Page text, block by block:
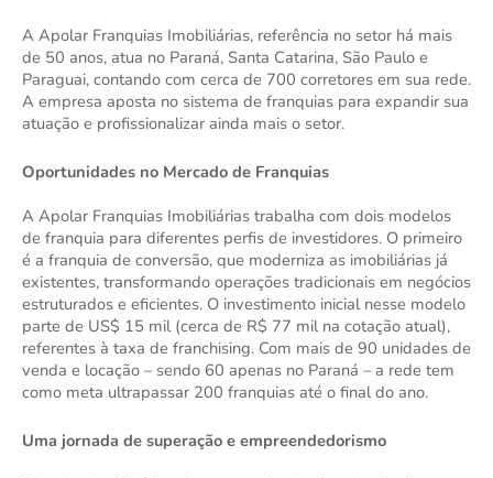
A Apolar Franquias Imobiliárias, referência no setor há mais
de 50 anos, atua no Paraná, Santa Catarina, São Paulo e
Paraguai, contando com cerca de 700 corretores em sua rede.
A empresa aposta no sistema de franquias para expandir sua
atuação e profissionalizar ainda mais o setor.
Oportunidades no Mercado de Franquias
A Apolar Franquias Imobiliárias trabalha com dois modelos
de franquia para diferentes perfis de investidores. O primeiro
é a franquia de conversão, que moderniza as imobiliárias já
existentes, transformando operações tradicionais em negócios
estruturados e eficientes. O investimento inicial nesse modelo
parte de US$ 15 mil (cerca de R$ 77 mil na cotação atual),
referentes à taxa de franchising. Com mais de 90 unidades de
venda e locação – sendo 60 apenas no Paraná – a rede tem
como meta ultrapassar 200 franquias até o final do ano.
Uma jornada de superação e empreendedorismo